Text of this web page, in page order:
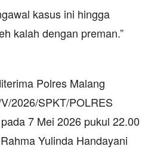
kasus ini hingga
kalah dengan preman.”
Polres Malang
2026/SPKT/POLRES
7 Mei 2026 pukul 22.00
Yulinda Handayani